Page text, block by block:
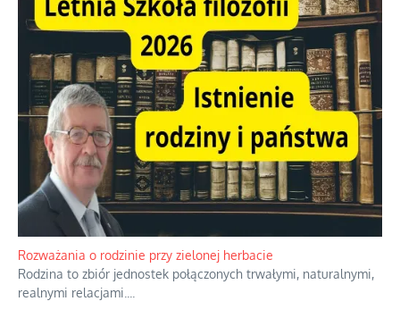
Bezobsługowe muzeum objawień w Alpach
Boże, nikt tego nie pilnuje, nic kompletnie....